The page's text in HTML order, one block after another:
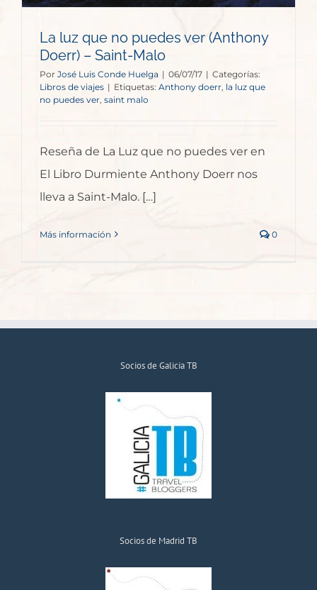
La luz que no puedes ver (Anthony
Doerr) – Saint-Malo
Por José Luis Conde Huelga | 06/07/17 | Categorías:
Libros de viajes | Etiquetas: Anthony doerr la luz que
no puedes ver saint malo
Reseña de La Luz que no puedes ver en
El Libro Durmiente Anthony Doerr nos
lleva a Saint-Malo. […]
Más información 0
Socios de Galicia TB
Socios de Madrid TB